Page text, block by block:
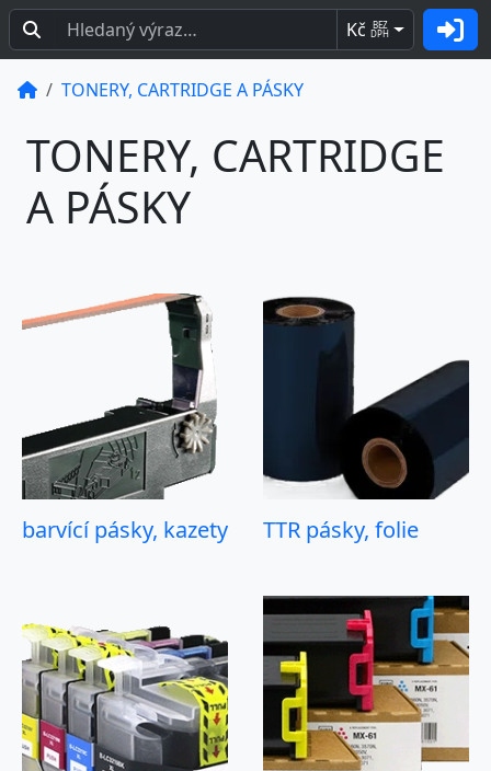
Kč BEZ
DPH
TONERY, CARTRIDGE A PÁSKY
TONERY, CARTRIDGE
A PÁSKY
barvící pásky, kazety TTR pásky, folie